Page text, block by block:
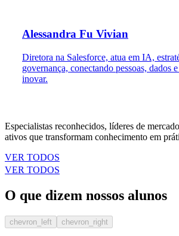
Alessandra Fu Vivian
Diretora na Salesforce, atua em IA,
governança, conectando pessoas, dados
inovar.
Especialistas reconhecidos, líderes de
ativos que transformam conhecimento em
VER TODOS
VER TODOS
O que dizem nossos alunos
chevron_left chevron_right